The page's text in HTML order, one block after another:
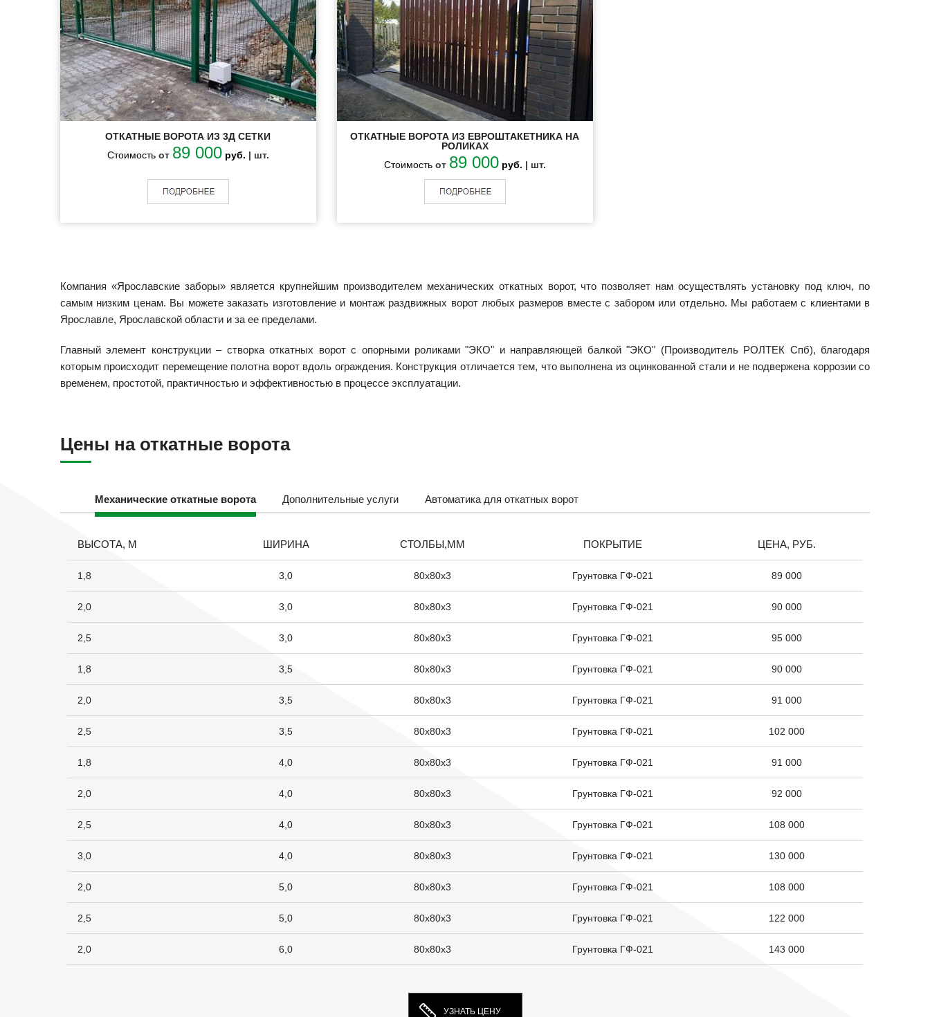
ОТКАТНЫЕ ВОРОТА ИЗ 3Д СЕТКИ
Стоимостьот 89 000 руб. | шт.
ОТКАТНЫЕ ВОРОТА ИЗ ЕВРОШТАКЕТНИКА НА
РОЛИКАХ
Стоимостьот 89 000 руб. | шт.
Компания «Ярославские заборы» является крупнейшим производителем механических откатных ворот, что позволяет нам осуществлять установку под ключ, по
самым низким ценам. Вы можете заказать изготовление и монтаж раздвижных ворот любых размеров вместе с забором или отдельно. Мы работаем с клиентами в
Ярославле, Ярославской области и за ее пределами.
Главный элемент конструкции – створка откатных ворот с опорными роликами "ЭКО" и направляющей балкой "ЭКО" (Производитель РОЛТЕК Спб), благодаря
которым происходит перемещение полотна ворот вдоль ограждения. Конструкция отличается тем, что выполнена из оцинкованной стали и не подвержена коррозии со
временем, простотой, практичностью и эффективностью в процессе эксплуатации.
Цены на откатные ворота
Механические откатные ворота Дополнительные услуги Автоматика для откатных ворот
ВЫСОТА, М ШИРИНА СТОЛБЫ,ММ ПОКРЫТИЕ ЦЕНА, РУБ.
1,8 3,0 80х80х3 Грунтовка ГФ-021 89 000
2,0 3,0 80х80х3 Грунтовка ГФ-021 90 000
2,5 3,0 80х80х3 Грунтовка ГФ-021 95 000
1,8 3,5 80х80х3 Грунтовка ГФ-021 90 000
2,0 3,5 80х80х3 Грунтовка ГФ-021 91 000
2,5 3,5 80х80х3 Грунтовка ГФ-021 102 000
1,8 4,0 80х80х3 Грунтовка ГФ-021 91 000
2,0 4,0 80х80х3 Грунтовка ГФ-021 92 000
2,5 4,0 80х80х3 Грунтовка ГФ-021 108 000
3,0 4,0 80х80х3 Грунтовка ГФ-021 130 000
2,0 5,0 80х80х3 Грунтовка ГФ-021 108 000
2,5 5,0 80х80х3 Грунтовка ГФ-021 122 000
2,0 6,0 80х80х3 Грунтовка ГФ-021 143 000
УЗНАТЬ ЦЕНУ